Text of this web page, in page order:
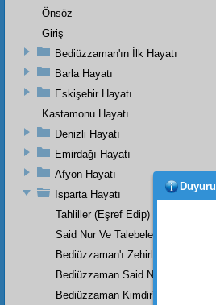
Önsöz
Giriş
Bediüzzaman'ın İlk Hayatı
Barla Hayatı
Eskişehir Hayatı
Kastamonu Hayatı
Denizli Hayatı
Emirdağı Hayatı
Afyon Hayatı
Isparta Hayatı
Tahliller (Eşref Edip)
Said Nur Ve Talebeleri
Bediüzzaman'ı Zehirlediler
Bediüzzaman Said Nursî
Bediüzzaman Kimdir?
Duyuru